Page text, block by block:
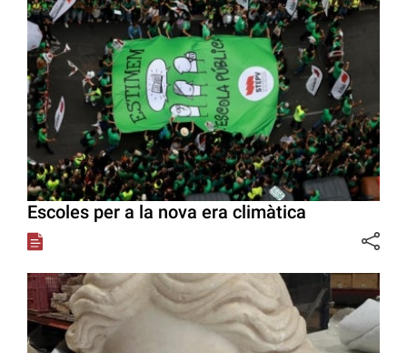
Escoles per a la nova era climàtica